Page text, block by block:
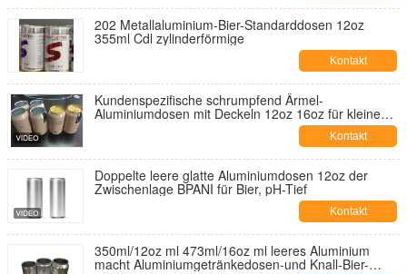
202 Metallaluminium-Bier-Standarddosen 12oz
355ml Cdl zylinderförmige
Kontakt
Kundenspezifische schrumpfend Ärmel-
Aluminiumdosen mit Deckeln 12oz 16oz für kleine
Kontakt
Doppelte leere glatte Aluminiumdosen 12oz der
Zwischenlage BPANI für Bier, pH-Tief
Kontakt
350ml/12oz ml 473ml/16oz ml leeres Aluminium
macht Aluminiumgetränkedosen-und Knall-Bier-